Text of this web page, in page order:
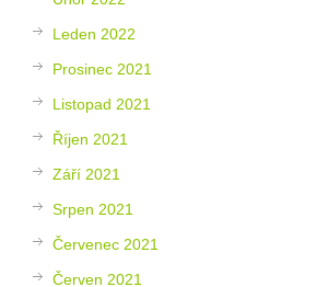
Leden 2022
Prosinec 2021
Listopad 2021
Říjen 2021
Září 2021
Srpen 2021
Červenec 2021
Červen 2021